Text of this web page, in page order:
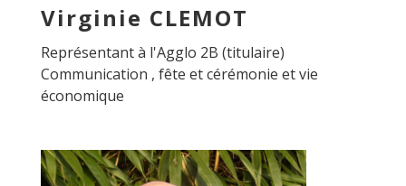
Virginie CLEMOT
Représentant à l'Agglo 2B (titulaire)
Communication , fête et cérémonie et vie
économique